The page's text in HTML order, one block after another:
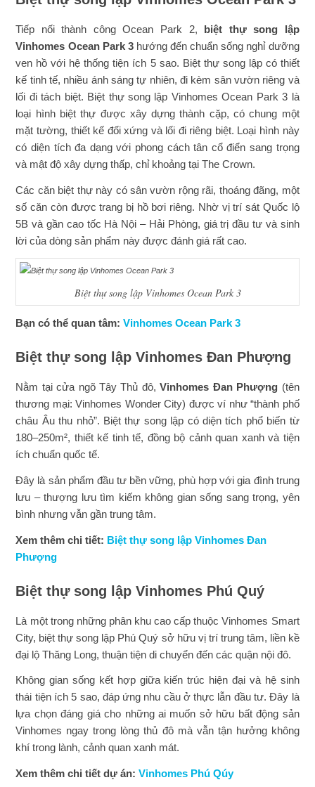
Tiếp nối thành công Ocean Park 2, biệt thự song lập
Vinhomes Ocean Park 3hướng đến chuẩn sống nghỉ dưỡng
ven hồ với hệ thống tiện ích 5 sao. Biệt thự song lập có thiết
kế tinh tế, nhiều ánh sáng tự nhiên, đi kèm sân vườn riêng và
lối đi tách biệt. Biệt thự song lập Vinhomes Ocean Park 3 là
loại hình biệt thự được xây dựng thành cặp, có chung một
mặt tường, thiết kế đối xứng và lối đi riêng biệt. Loại hình này
có diện tích đa dạng với phong cách tân cổ điển sang trọng
và mật độ xây dựng thấp, chỉ khoảng tại The Crown.
Các căn biệt thự này có sân vườn rộng rãi, thoáng đãng, một
số căn còn được trang bị hồ bơi riêng. Nhờ vị trí sát Quốc lộ
5B và gần cao tốc Hà Nội – Hải Phòng, giá trị đầu tư và sinh
lời của dòng sản phẩm này được đánh giá rất cao.
Biệt thự song lập Vinhomes Ocean Park 3
Bạn có thể quan tâm:Vinhomes Ocean Park 3
Biệt thự song lập Vinhomes Đan Phượng
Nằm tại cửa ngõ Tây Thủ đô,Vinhomes Đan Phượng (tên
thương mại: Vinhomes Wonder City) được ví như “thành phố
châu Âu thu nhỏ”. Biệt thự song lập có diện tích phổ biến từ
180–250m², thiết kế tinh tế, đồng bộ cảnh quan xanh và tiện
ích chuẩn quốc tế.
Đây là sản phẩm đầu tư bền vững, phù hợp với gia đình trung
lưu – thượng lưu tìm kiếm không gian sống sang trọng, yên
bình nhưng vẫn gần trung tâm.
Xem thêm chi tiết: Biệt thự song lập Vinhomes Đan
Phượng
Biệt thự song lập Vinhomes Phú Quý
Là một trong những phân khu cao cấp thuộc Vinhomes Smart
City, biệt thự song lập Phú Quý sở hữu vị trí trung tâm, liền kề
đại lộ Thăng Long, thuận tiện di chuyển đến các quận nội đô.
Không gian sống kết hợp giữa kiến trúc hiện đại và hệ sinh
thái tiện ích 5 sao, đáp ứng nhu cầu ở thực lẫn đầu tư. Đây là
lựa chọn đáng giá cho những ai muốn sở hữu bất động sản
Vinhomes ngay trong lòng thủ đô mà vẫn tận hưởng không
khí trong lành, cảnh quan xanh mát.
Xem thêm chi tiết dự án:Vinhomes Phú Qúy